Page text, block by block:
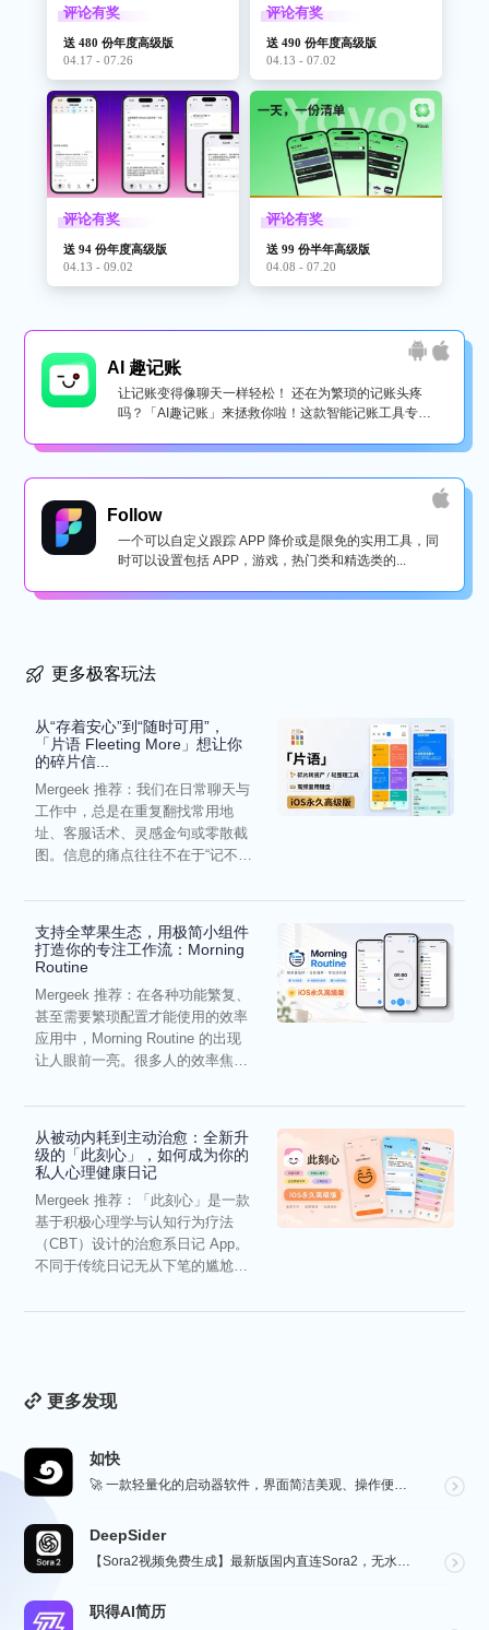
评论有奖
送 480 份年度高级版
04.17 - 07.26
评论有奖
送 490 份年度高级版
04.13 - 07.02
评论有奖
送 94 份年度高级版
04.13 - 09.02
评论有奖
送 99 份半年高级版
04.08 - 07.20
AI 趣记账
让记账变得像聊天一样轻松！ 还在为繁琐的记账头疼
吗？「AI趣记账」来拯救你啦！这款智能记账工具专为
Follow
一个可以自定义跟踪 APP 降价或是限免的实用工具，同
时可以设置包括 APP，游戏，热门类和精选类的...
更多极客玩法
从“存着安心”到“随时可用”，
「片语 Fleeting More」想让你
的碎片信...
Mergeek 推荐：我们在日常聊天与
工作中，总是在重复翻找常用地
址、客服话术、灵感金句或零散截
图。信息的痛点往往不在于“记不
支持全苹果生态，用极简小组件
打造你的专注工作流：Morning
Routine
Mergeek 推荐：在各种功能繁复、
甚至需要繁琐配置才能使用的效率
应用中，Morning Routine 的出现
让人眼前一亮。很多人的效率焦
从被动内耗到主动治愈：全新升
级的「此刻心」，如何成为你的
私人心理健康日记
Mergeek 推荐：「此刻心」是一款
基于积极心理学与认知行为疗法
（CBT）设计的治愈系日记 App。
不同于传统日记无从下笔的尴尬，
更多发现
如快
🚀 一款轻量化的启动器软件，界面简洁美观、操作便捷，并且支持插件开发。支持全键盘操作。开发者目前处于...
DeepSider
【Sora2视频免费生成】最新版国内直连Sora2，无水印免费使用，无需邀请码，一键生成大片，人物自...
职得AI简历